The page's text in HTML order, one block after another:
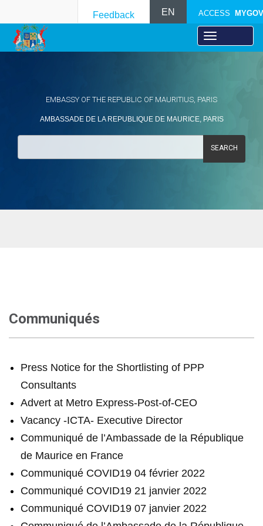
ACCESS MYGOV
EN
Feedback
EMBASSY OF THE REPUBLIC OF MAURITIUS, PARIS
AMBASSADE DE LA REPUBLIQUE DE MAURICE, PARIS
SEARCH
Communiqués
Press Notice for the Shortlisting of PPP
Consultants
Advert at Metro Express-Post-of-CEO
Vacancy -ICTA- Executive Director
Communiqué de l’Ambassade de la République
de Maurice en France
Communiqué COVID19 04 février 2022
Communiqué COVID19 21 janvier 2022
Communiqué COVID19 07 janvier 2022